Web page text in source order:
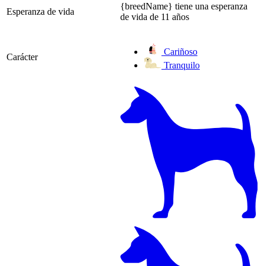
Esperanza de vida
{breedName} tiene una esperanza
de vida de 11 años
Carácter
Cariñoso
Tranquilo